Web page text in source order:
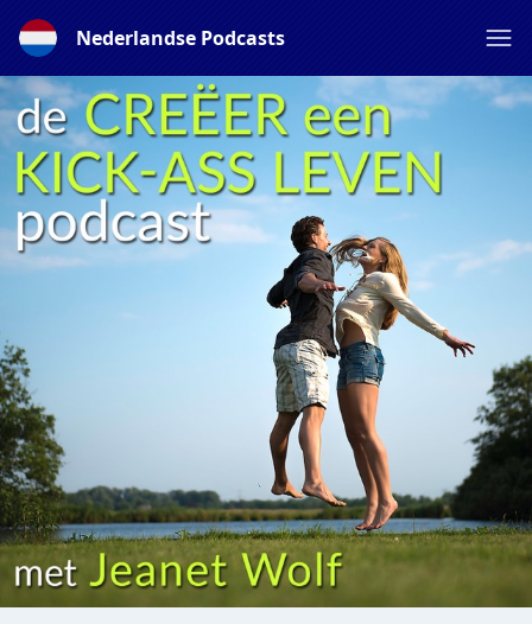
Nederlandse Podcasts